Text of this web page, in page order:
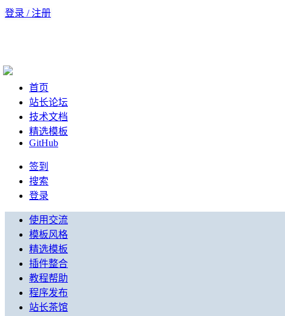
登录 / 注册
首页
站长论坛
技术文档
精选模板
GitHub
签到
搜索
登录
使用交流
模板风格
精选模板
插件整合
教程帮助
程序发布
站长茶馆